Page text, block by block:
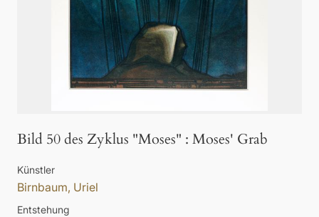
Bild 50 des Zyklus "Moses" : Moses' Grab
Künstler
Birnbaum, Uriel
Entstehung